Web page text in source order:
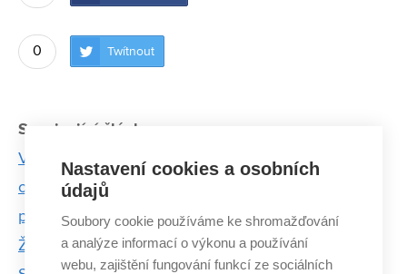
0 Twítnout
Související články:
Vědci z VUT významně pomohli s výrobou
ochranných pomůcek a nyní pracují na nových
projektech
Ženy z VUT, které hýbou světem vědy a techniky
Nastavení cookies a osobních
údajů
Soubory cookie používáme ke shromažďování
a analýze informací o výkonu a používání
webu, zajištění fungování funkcí ze sociálních